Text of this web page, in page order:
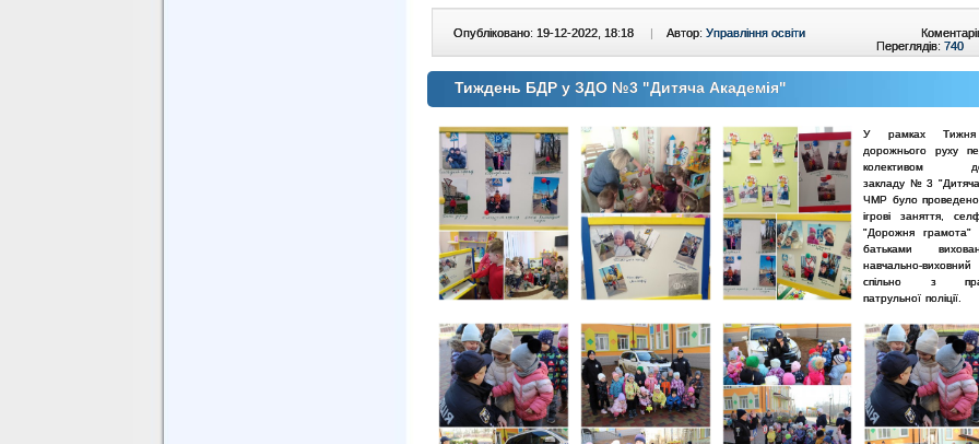
Опубліковано: 19-12-2022, 18:18 | Автор: Управління освіти
Переглядів: 740
Тиждень БДР у ЗДО №3 "Дитяча Академія"
У рамках Тижня
дорожнього руху
колективом
закладу № 3 "Дитяча
ЧМР було проведено
ігрові заняття,
"Дорожня грамота"
батьками
навчально-
спільно з
патрульної поліції.